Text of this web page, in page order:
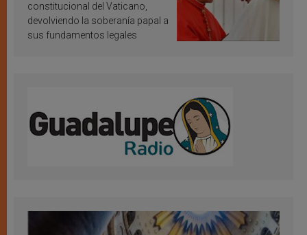
constitucional del Vaticano,
devolviendo la soberanía papal a
sus fundamentos legales